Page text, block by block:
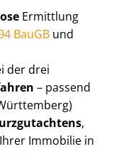
Ermittlung
BauGB und
der drei
– passend
,
Immobilie in